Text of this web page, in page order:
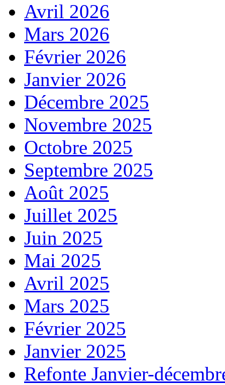
Avril 2026
Mars 2026
Février 2026
Janvier 2026
Décembre 2025
Novembre 2025
Octobre 2025
Septembre 2025
Août 2025
Juillet 2025
Juin 2025
Mai 2025
Avril 2025
Mars 2025
Février 2025
Janvier 2025
Refonte Janvier-